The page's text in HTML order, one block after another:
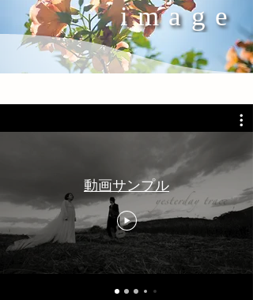
image
動画サンプル